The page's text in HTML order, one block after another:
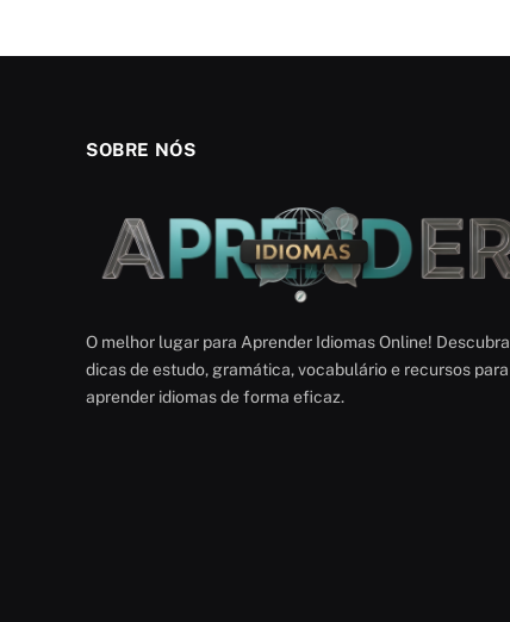
SOBRE NÓS
O melhor lugar para Aprender Idiomas Online! Descubra
dicas de estudo, gramática, vocabulário e recursos para
aprender idiomas de forma eficaz.